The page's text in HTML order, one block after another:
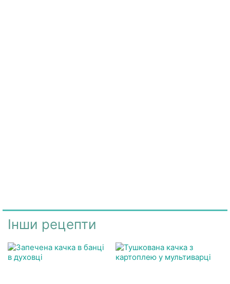
Інши рецепти